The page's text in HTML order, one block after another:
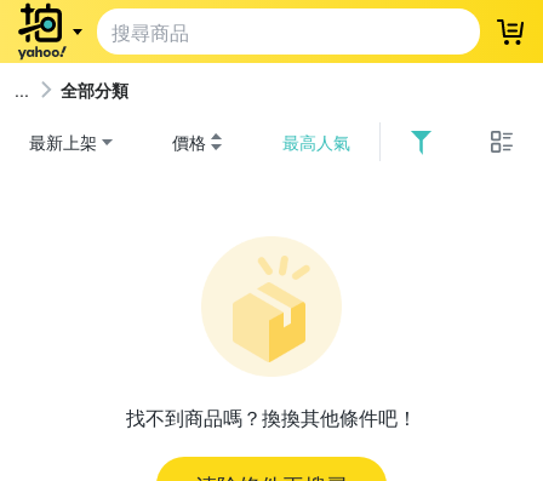
登
全部分類
最新上架 價格 最高人氣
找不到商品嗎？換換其他條件吧！